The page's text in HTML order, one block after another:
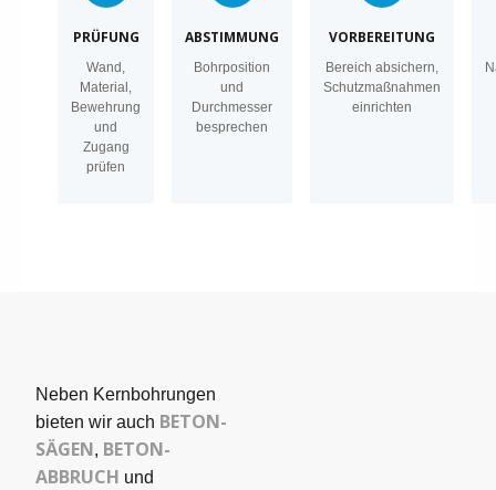
PRÜFUNG
Wand,
Material,
Bewehrung
und
Zugang
prüfen
ABSTIMMUNG
Bohrposition
und
Durchmesser
besprechen
VORBEREITUNG
Bereich absichern,
Schutzmaßnahmen
einrichten
Neben Kernbohrungen
bieten wir auch BETON­
SÄGEN, BETON-
ABBRUCH und